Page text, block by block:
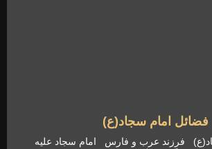
فضائل امام سجاد(ع)
فرزند عرب و فارس امام سجاد علیه